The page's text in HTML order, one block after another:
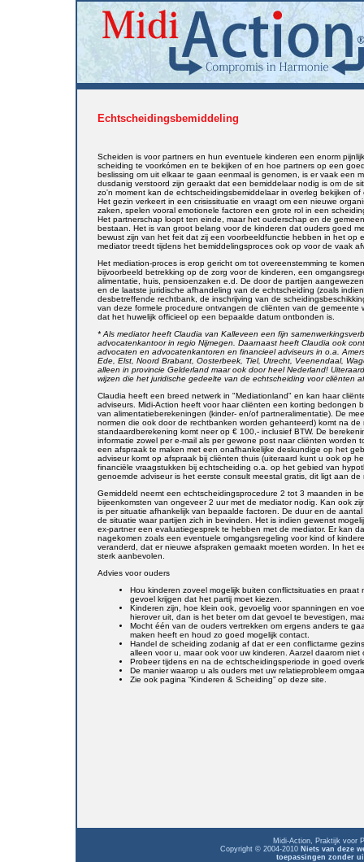
Echtscheidingsbemiddeling
Scheiden is voor partners en hun eventuele kinderen een enorm
scheiding te voorkómen en te bekijken of en hoe partners op een
beslissing om uit elkaar te gaan eenmaal is genomen, is er vaak een
dusdanig verstoord zijn geraakt dat een bemiddelaar nodig is om de
zo'n moment kan de echtscheidingsbemiddelaar in overleg bekijken
Het gezin verkeert in een crisissituatie en vraagt om een nieuwe
zaken, spelen vooral emotionele factoren een grote rol in een
Het partnerschap loopt ten einde, maar het ouderschap en de
bestaan. Het is van groot belang voor de kinderen dat ouders goed
bewust zijn van het feit dat zij een voorbeeldfunctie hebben in het op
mediator treedt tijdens het bemiddelingsproces ook op voor de vaak
Het mediation-proces is erop gericht om tot overeenstemming te
bijvoorbeeld betrekking op de zorg voor de kinderen, een
alimentatie, huis, pensioenzaken e.d. De door de partijen
en de laatste juridische afhandeling van de echtscheiding (zoals
desbetreffende rechtbank, de inschrijving van de
van deze formele procedure ontvangen de cliënten van de gemeente
dat het huwelijk officieel op een bepaalde datum ontbonden is.
* Als mediator heeft Claudia van Kalleveen een fijn
advocatenkantoor in regio Nijmegen. Daarnaast heeft Claudia ook
advocaten en advocatenkantoren en financieel adviseurs in o.a.
Ede, Elst, Noord Brabant, Oosterbeek, Tiel, Utrecht, Veenendaal,
alleen in provincie Gelderland maar ook door heel Nederland!
wijzen die het juridische gedeelte van de echtscheiding voor cliënten
Claudia heeft een breed netwerk in "Mediationland" en kan haar
adviseurs. Midi-Action heeft voor haar cliënten een korting bedongen
van alimentatieberekeningen (kinder- en/of partneralimentatie). De
normen die ook door de rechtbanken worden gehanteerd) komt na
standaardberekening komt neer op € 100,- inclusief BTW. De
informatie zowel per e-mail als per gewone post naar cliënten
een afspraak te maken met een onafhankelijke deskundige op het
adviseur komt op afspraak bij cliënten thuis (uiteraard kunt u ook op
financiële vraagstukken bij echtscheiding o.a. op het gebied van
genoemde adviseur is het eerste consult meestal gratis, dit ligt aan de
Gemiddeld neemt een echtscheidingsprocedure 2 tot 3 maanden in
bijeenkomsten van ongeveer 2 uur met de mediator nodig. Kan ook
is per situatie afhankelijk van bepaalde factoren. De duur en de
de situatie waar partijen zich in bevinden. Het is indien gewenst
ex-partner een evaluatiegesprek te hebben met de mediator. Er kan
nagekomen zoals een eventuele omgangsregeling voor kind of
veranderd, dat er nieuwe afspraken gemaakt moeten worden. In het
sterk aanbevolen.
Advies voor ouders
Hou kinderen zoveel mogelijk buiten conflictsituaties en
gevoel krijgen dat het partij moet kiezen.
Kinderen zijn, hoe klein ook, gevoelig voor spanningen en
hierover uit, dan is het beter om dat gevoel te bevestigen,
Mocht één van de ouders vertrekken om ergens anders te
maken heeft en houd zo goed mogelijk contact.
Handel de scheiding zodanig af dat er een conflictarme
alleen voor u, maar ook voor uw kinderen. Aarzel daarom
Probeer tijdens en na de echtscheidingsperiode in goed
De manier waarop u als ouders met uw relatieprobleem
Zie ook pagina “Kinderen & Scheiding” op deze site.
Midi-Action, Praktijk voor
Copyright © 2004-2010 Niets van deze
toepassingen zonder